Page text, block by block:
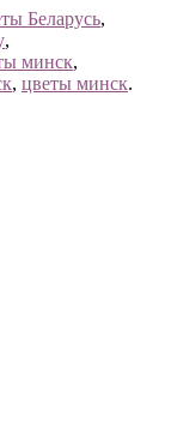
Беларусь,
,
минск,
, цветы минск.